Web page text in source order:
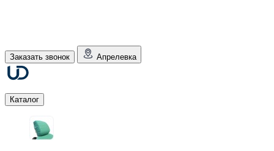
Заказать звонок Апрелевка
Каталог